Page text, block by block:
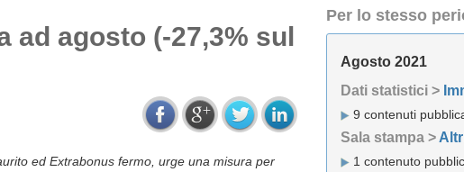
ad agosto (-27,3% sul
ed Extrabonus fermo, urge una misura per
Per lo stesso
Agosto 2021
Dati statistici >
9 contenuti
Sala stampa >
1 contenuto